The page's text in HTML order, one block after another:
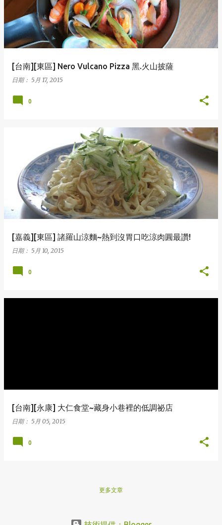
[台南][東區] Nero Vulcano Pizza 黑.火山披薩
日期： 5月 17, 2015
0
[嘉義][東區] 諸羅山涼麵~熱到沒胃口吃涼肉圓最讚!
日期： 5月 10, 2015
0
[台南][永康] 大仁食堂~藏身小巷裡的低調祕店
日期： 5月 05, 2015
0
更多文章